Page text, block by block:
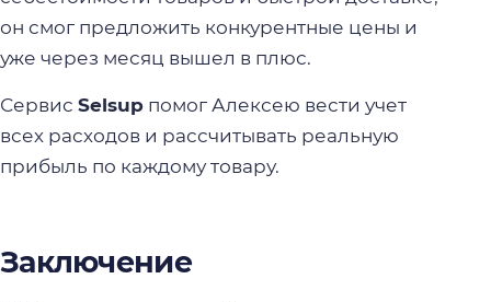
он смог предложить конкурентные цены и
уже через месяц вышел в плюс.
Сервис Selsup помог Алексею вести учет
всех расходов и рассчитывать реальную
прибыль по каждому товару.
Заключение